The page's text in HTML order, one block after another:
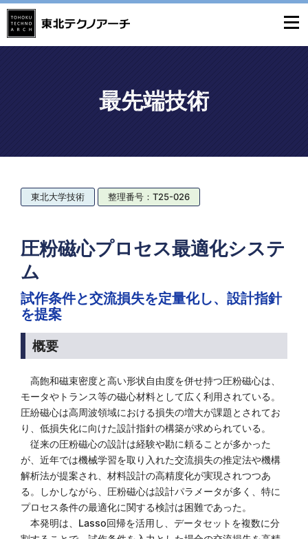
最先端技術
東北大学技術 整理番号：T25-026
圧粉磁心プロセス最適化システ
ム
試作条件と交流損失を定量化し、設計指針
を提案
概要
高飽和磁束密度と高い形状自由度を併せ持つ圧粉磁心は、
モータやトランス等の磁心材料として広く利用されている。
圧紛磁心は高周波領域における損失の増大が課題とされてお
り、低損失化に向けた設計指針の構築が求められている。
従来の圧粉磁心の設計は経験や勘に頼ることが多かった
が、近年では機械学習を取り入れた交流損失の推定法や機構
解析法が提案され、材料設計の高精度化が実現されつつあ
る。しかしながら、圧粉磁心は設計パラメータが多く、特に
プロセス条件の最適化に関する検討は困難であった。
本発明は、Lasso回帰を活用し、データセットを複数に分